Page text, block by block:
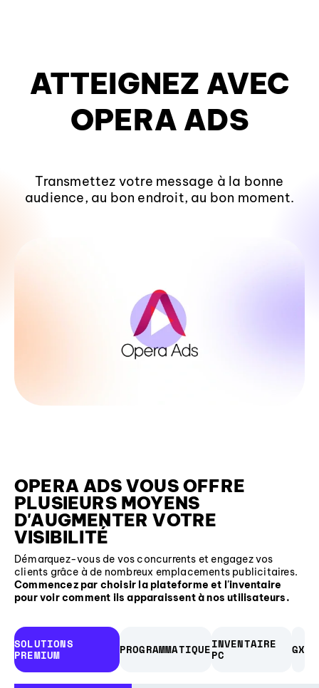
CONVERTISSEZ
AVEC OPERA ADS
Transmettez votre message à la bonne
audience, au bon endroit, au bon moment.
OPERA ADS VOUS OFFRE
PLUSIEURS MOYENS
D'AUGMENTER VOTRE
VISIBILITÉ
Démarquez-vous de vos concurrents et engagez vos
clients grâce à de nombreux emplacements publicitaires.
Commencez par choisir la plateforme et l'inventaire
pour voir comment ils apparaissent à nos utilisateurs.
SOLUTIONS
PREMIUM PROGRAMMATIQUEINVENTAIRE
PC GX